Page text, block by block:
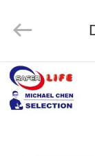
À
LA
Products
Rights
Reserved.